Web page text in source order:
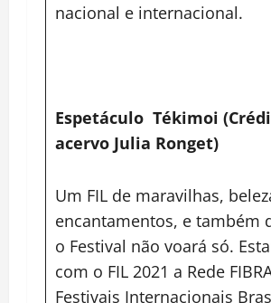
nacional e internacional.
Espetáculo Tékimoi
acervo Julia Ronget)
Um FIL de maravilhas,
encantamentos, e também
o Festival não voará só.
com o FIL 2021 a Rede
Festivais Internacionais